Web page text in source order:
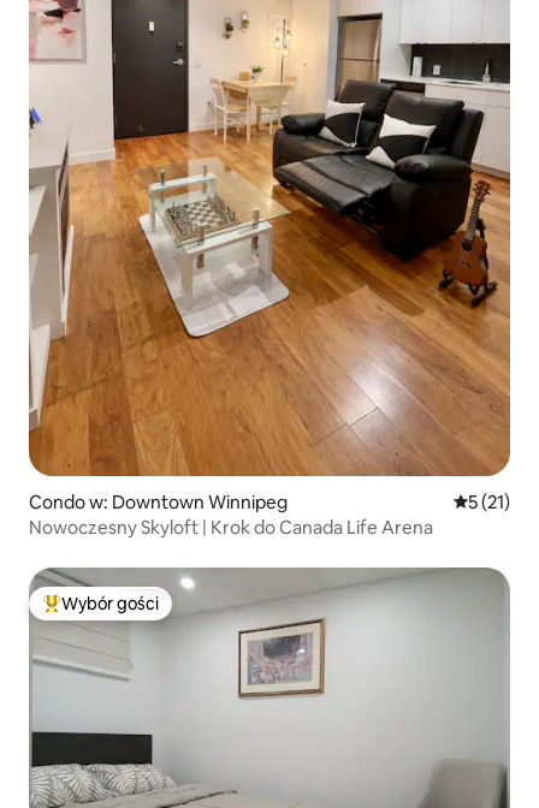
Condo w: Downtown Winnipeg Średnia
5 (21)
Nowoczesny Skyloft | Krok do Canada Life Arena
Najpopularniejsze z kategorii Wybór gości
Wybór gości